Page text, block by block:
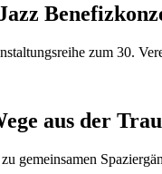
zum 30.
aus der
gemeinsamen